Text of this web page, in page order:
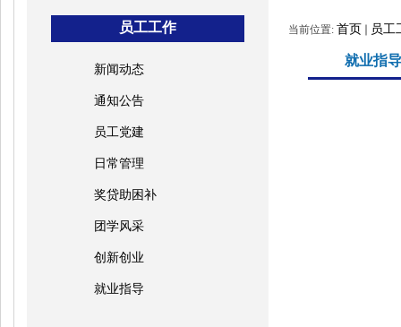
员工工作
新闻动态
通知公告
员工党建
日常管理
奖贷助困补
团学风采
创新创业
就业指导
当前位置: 首页 员工
就业指导